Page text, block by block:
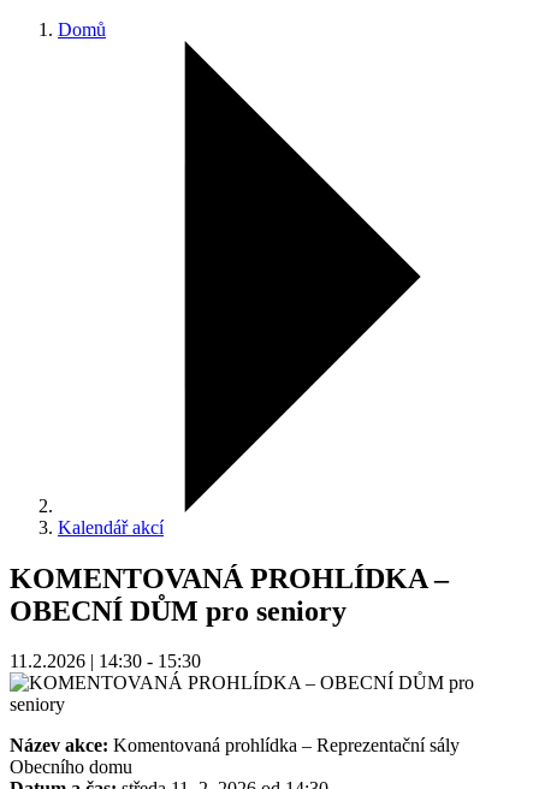
Domů
Kalendář akcí
KOMENTOVANÁ PROHLÍDKA –
OBECNÍ DŮM pro seniory
11.2.2026 | 14:30 - 15:30
Název akce: Komentovaná prohlídka – Reprezentační sály
Obecního domu